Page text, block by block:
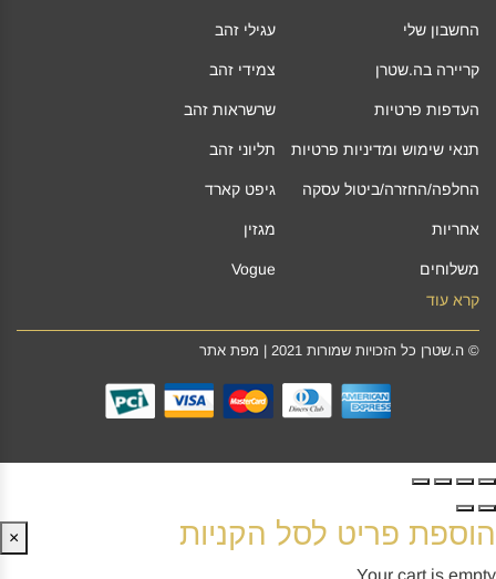
החשבון שלי
קריירה בה.שטרן
העדפות פרטיות
תנאי שימוש ומדיניות פרטיות
החלפה/החזרה/ביטול עסקה
אחריות
משלוחים
עגילי זהב
צמידי זהב
שרשראות זהב
תליוני זהב
גיפט קארד
מגזין
Vogue
קרא עוד
© ה.שטרן כל הזכויות שמורות 2021 | מפת אתר
הוספת פריט לסל הקניות
×
Your cart is empty